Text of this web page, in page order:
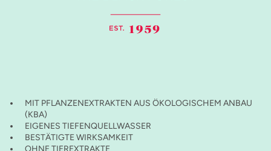
MIT PFLANZENEXTRAKTEN AUS ÖKOLOGISCHEM ANBAU
(KBA)
EIGENES TIEFENQUELLWASSER
BESTÄTIGTE WIRKSAMKEIT
OHNE TIEREXTRAKTE